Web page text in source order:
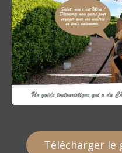
Télécharger